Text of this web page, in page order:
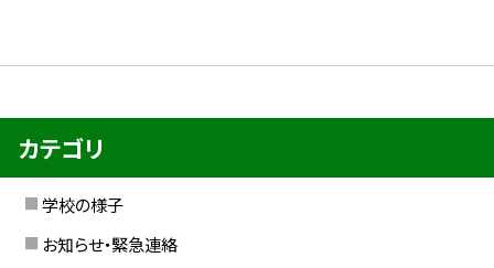
カテゴリ
学校の様子
お知らせ・緊急連絡